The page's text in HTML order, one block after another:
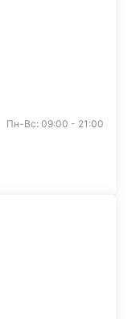
Пн-Вс: 09:00 - 21:00